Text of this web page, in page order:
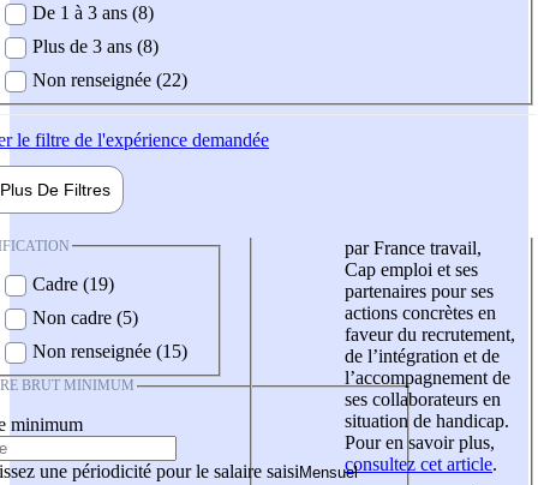
De 1 à 3 ans (8)
Plus de 3 ans (8)
Non renseignée (22)
le filtre de l'expérience demandée
Plus De Filtres
Cadre (19)
Non cadre (5)
Non renseignée (15)
BRUT MINIMUM
minimum
une périodicité pour le salaire saisi
par France travail,
Cap emploi et ses
partenaires pour ses
actions concrètes en
faveur du recrutement,
de l’intégration et de
l’accompagnement de
ses collaborateurs en
situation de handicap.
Pour en savoir plus,
consultez cet article.